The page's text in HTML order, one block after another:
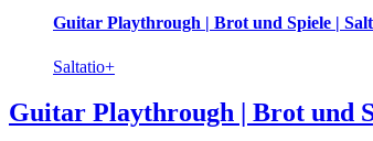
Guitar Playthrough | Brot und Spiele |
Saltatio+
Guitar Playthrough | Brot und